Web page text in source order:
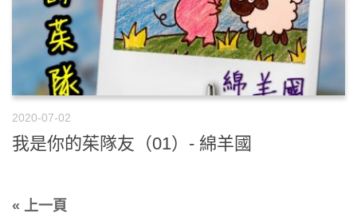
2020-07-02
我是你的茱隊友（01）- 綿羊國
« 上一頁